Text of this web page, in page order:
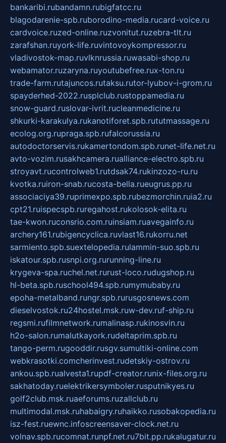
bankaribi.rubandamn.rubigfatcc.ru
blagodarenie-spb.ruborodino-media.rucard-voice.ru
cardvoice.ruzed-online.ruzvonitut.ruzebra-tlt.ru
zarafshan.ruyork-life.ruvintovoykompressor.ru
vladivostok-map.ruvlknrussia.ruwasabi-shop.ru
webamator.ruzaryna.ruyoutubefree.rux-ton.ru
trade-farm.rutajuncos.rutaksu.rutor-lyubov-i-grom.ru
spayderhed-2022.rusplclub.rustoppamedia.ru
snow-guard.ruslovar-ivrit.rucleanmedicine.ru
shkurki-karakulya.rukanotiforet.spb.rututmassage.ru
ecolog.org.rupraga.spb.rufalcorussia.ru
autodoctorservis.rukamertondom.spb.runet-life.net.ru
avto-vozim.rusakhcamera.rualliance-electro.spb.ru
stroyavt.rucontrolweb1.rutdsak74.rukinzozo-ru.ru
kvotka.ruiron-snab.rucosta-bella.rueugrus.pp.ru
associaciya39.ruprimexpo.spb.rubezmorchin.ruia2.ru
cpt21.ruispecspb.ruregahost.rukolosok-elita.ru
tae-kwon.ruconsrio.com.ruinsiam.ruavegainfo.ru
archery161.rubigencyclica.ruvlast16.rukorru.net
sarmiento.spb.suextelopedia.rulammin-suo.spb.ru
iskatour.spb.rusnpi.org.rurunning-line.ru
krygeva-spa.ruchel.net.rurust-loco.rudugshop.ru
hl-beta.spb.ruschool494.spb.rumymubaby.ru
epoha-metalband.rungr.spb.rurusgosnews.com
dieselvostok.ru24hostel.msk.ruw-dev.ruf-ship.ru
regsmi.rufilmnetwork.rumalinasp.rukinosvin.ru
h2o-salon.rumalutkayork.rudeltaprim.spb.ru
tango-perm.rugooddir.rusgv.sumultiki-online.com
webkrasotki.comcherinvest.rudetskiy-ostrov.ru
ankou.spb.rualvesta1.rupdf-creator.runix-files.org.ru
sakhatoday.ruelektrikersymboler.rusputnikyes.ru
golf2club.msk.ruaeforums.ruzallclub.ru
multimodal.msk.ruhabaigry.ruhaikko.rusobakopedia.ru
isz-fest.ruewnc.infoscreensaver-clock.net.ru
volnav.spb.rucomnat.runpf.net.ru7bit.pp.rukalugatur.ru